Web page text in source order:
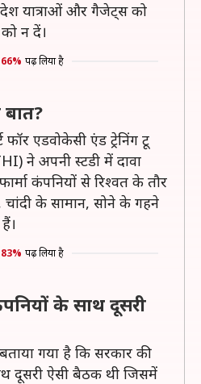
यात्राओं और गैजेट्स को
न दें।
66% पढ़ लिया है
एडवोकेसी एंड ट्रेनिंग टू
ने अपनी स्टडी में दावा
कंपनियों से रिश्वत के तौर
चांदी के सामान, सोने के गहने
83% पढ़ लिया है
के साथ दूसरी
गया है कि सरकार की
दूसरी ऐसी बैठक थी जिसमें